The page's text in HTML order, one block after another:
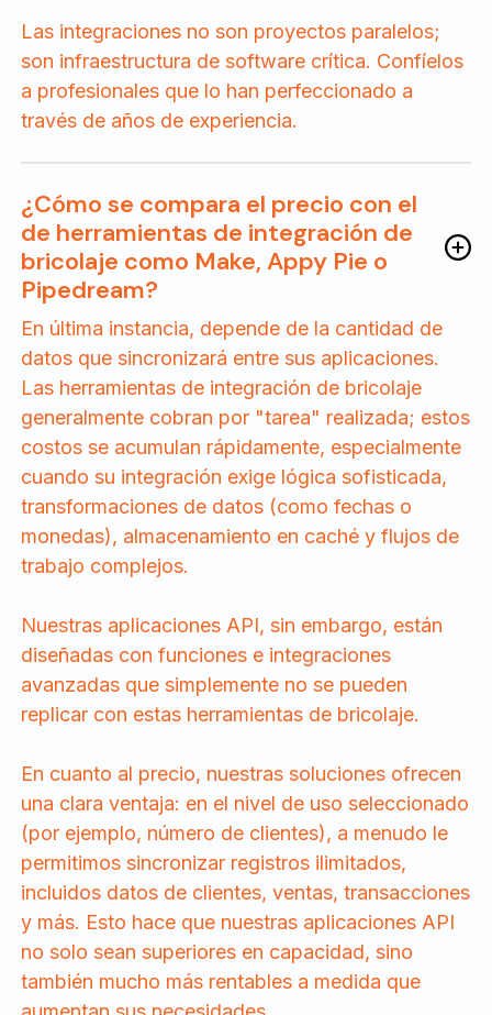
Las integraciones no son proyectos paralelos;
son infraestructura de software crítica. Confíelos
a profesionales que lo han perfeccionado a
través de años de experiencia.
¿Cómo se compara el precio con el
de herramientas de integración de
bricolaje como Make, Appy Pie o
Pipedream?
En última instancia, depende de la cantidad de
datos que sincronizará entre sus aplicaciones.
Las herramientas de integración de bricolaje
generalmente cobran por "tarea" realizada; estos
costos se acumulan rápidamente, especialmente
cuando su integración exige lógica sofisticada,
transformaciones de datos (como fechas o
monedas), almacenamiento en caché y flujos de
trabajo complejos.
Nuestras aplicaciones API, sin embargo, están
diseñadas con funciones e integraciones
avanzadas que simplemente no se pueden
replicar con estas herramientas de bricolaje.
En cuanto al precio, nuestras soluciones ofrecen
una clara ventaja: en el nivel de uso seleccionado
(por ejemplo, número de clientes), a menudo le
permitimos sincronizar registros ilimitados,
incluidos datos de clientes, ventas, transacciones
y más. Esto hace que nuestras aplicaciones API
no solo sean superiores en capacidad, sino
también mucho más rentables a medida que